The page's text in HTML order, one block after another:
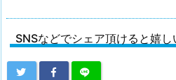
SNSなどでシェア頂けると嬉し